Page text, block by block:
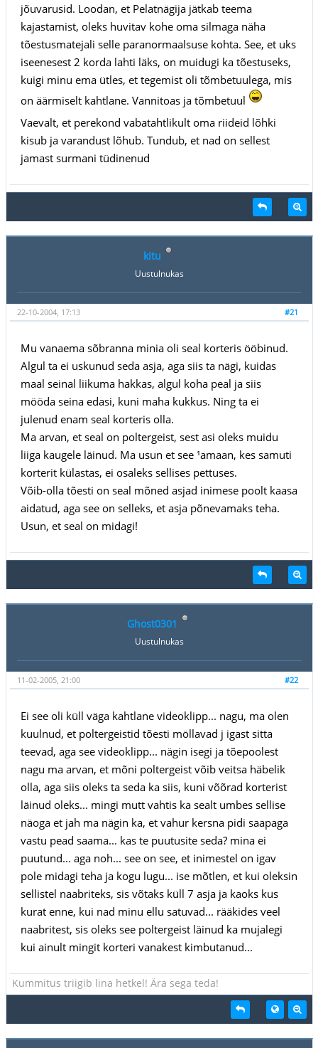
jõuvarusid. Loodan, et Pelatnägija jätkab teema
kajastamist, oleks huvitav kohe oma silmaga näha
tõestusmatejali selle paranormaalsuse kohta. See, et uks
iseenesest 2 korda lahti läks, on muidugi ka tõestuseks,
kuigi minu ema ütles, et tegemist oli tõmbetuulega, mis
on äärmiselt kahtlane. Vannitoas ja tõmbetuul
Vaevalt, et perekond vabatahtlikult oma riideid lõhki
kisub ja varandust lõhub. Tundub, et nad on sellest
jamast surmani tüdinenud
kitu
Uustulnukas
#21
22-10-2004, 17:13
Mu vanaema sõbranna minia oli seal korteris ööbinud.
Algul ta ei uskunud seda asja, aga siis ta nägi, kuidas
maal seinal liikuma hakkas, algul koha peal ja siis
mööda seina edasi, kuni maha kukkus. Ning ta ei
julenud enam seal korteris olla.
Ma arvan, et seal on poltergeist, sest asi oleks muidu
liiga kaugele läinud. Ma usun et see ¹amaan, kes samuti
korterit külastas, ei osaleks sellises pettuses.
Võib-olla tõesti on seal mõned asjad inimese poolt kaasa
aidatud, aga see on selleks, et asja põnevamaks teha.
Usun, et seal on midagi!
Ghost0301
Uustulnukas
#22
11-02-2005, 21:00
Ei see oli küll väga kahtlane videoklipp... nagu, ma olen
kuulnud, et poltergeistid tõesti möllavad j igast sitta
teevad, aga see videoklipp... nägin isegi ja tõepoolest
nagu ma arvan, et mõni poltergeist võib veitsa häbelik
olla, aga siis oleks ta seda ka siis, kuni võõrad korterist
läinud oleks... mingi mutt vahtis ka sealt umbes sellise
näoga et jah ma nägin ka, et vahur kersna pidi saapaga
vastu pead saama... kas te puutusite seda? mina ei
puutund... aga noh... see on see, et inimestel on igav
pole midagi teha ja kogu lugu... ise mõtlen, et kui oleksin
sellistel naabriteks, sis võtaks küll 7 asja ja kaoks kus
kurat enne, kui nad minu ellu satuvad... rääkides veel
naabritest, sis oleks see poltergeist läinud ka mujalegi
kui ainult mingit korteri vanakest kimbutanud...
Kummitus triigib lina hetkel! Ära sega teda!